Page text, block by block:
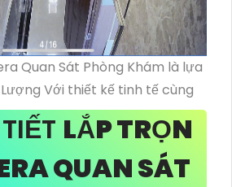
Quan Sát Phòng Khám là lựa
Với thiết kế tinh tế cùng
LẮP TRỌN
QUAN SÁT